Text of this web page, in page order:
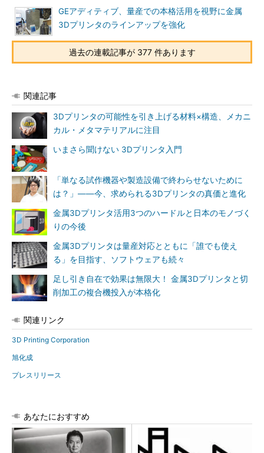
GEアディティブ、量産での本格活用を視野に金属
3Dプリンタのラインアップを強化
過去の連載記事が 377 件あります
関連記事
3Dプリンタの可能性を引き上げる材料×構造、メカニ
カル・メタマテリアルに注目
いまさら聞けない 3Dプリンタ入門
「単なる試作機器や製造設備で終わらせないために
は？」――今、求められる3Dプリンタの真価と進化
金属3Dプリンタ活用3つのハードルと日本のモノづく
りの今後
金属3Dプリンタは量産対応とともに「誰でも使え
る」を目指す、ソフトウェアも続々
足し引き自在で効果は無限大！ 金属3Dプリンタと切
削加工の複合機投入が本格化
関連リンク
3D Printing Corporation
旭化成
プレスリリース
あなたにおすすめ